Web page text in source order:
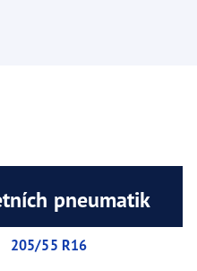
pneumatik
205/55 R16